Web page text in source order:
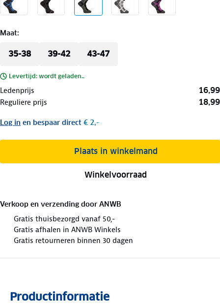
Maat:
35-38 39-42 43-47
Levertijd: wordt geladen..
Ledenprijs 16,99
Reguliere prijs 18,99
Log in en bespaar direct € 2,-
Plaats in winkelmand
Winkelvoorraad
Verkoop en verzending door ANWB
Gratis thuisbezorgd vanaf 50,-
Gratis afhalen in ANWB Winkels
Gratis retourneren binnen 30 dagen
Productinformatie